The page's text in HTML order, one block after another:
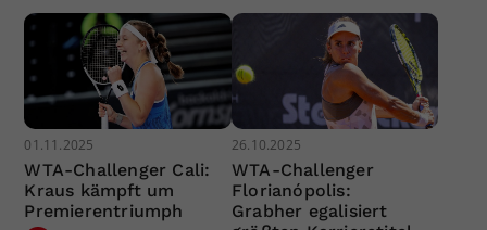
01.11.2025
WTA-Challenger Cali:
Kraus kämpft um
Premierentriumph
26.10.2025
WTA-Challenger
Florianópolis:
Grabher egalisiert